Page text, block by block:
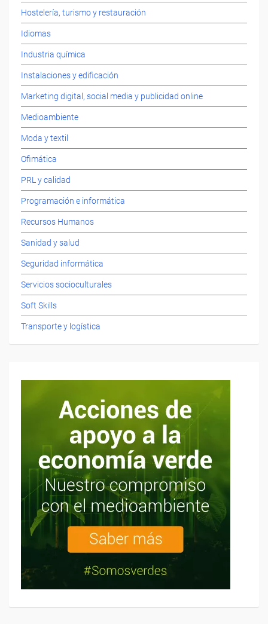
Hostelería, turismo y restauración
Idiomas
Industria química
Instalaciones y edificación
Marketing digital, social media y publicidad online
Medioambiente
Moda y textil
Ofimática
PRL y calidad
Programación e informática
Recursos Humanos
Sanidad y salud
Seguridad informática
Servicios socioculturales
Soft Skills
Transporte y logística